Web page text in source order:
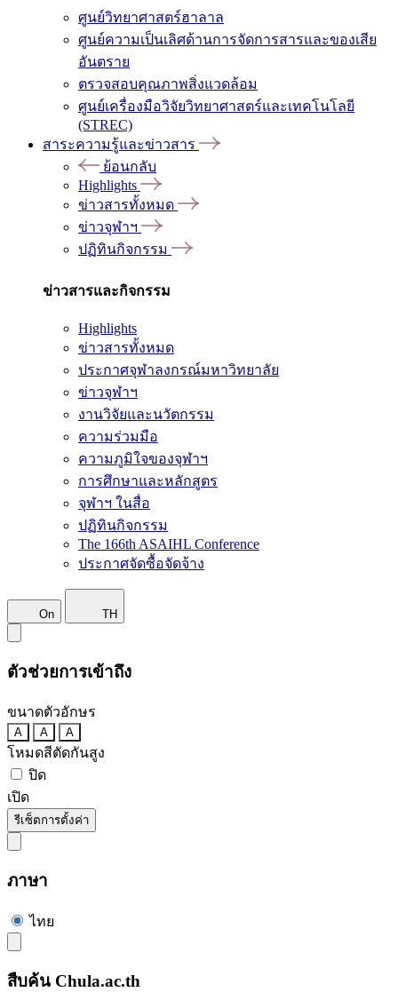
ศูนย์วิทยาศาสตร์ฮาลาล
ศูนย์ความเป็นเลิศด้านการจัดการสารและของเสีย
อันตราย
ตรวจสอบคุณภาพสิ่งแวดล้อม
ศูนย์เครื่องมือวิจัยวิทยาศาสตร์และเทคโนโลยี
(STREC)
สาระความรู้และข่าวสาร
ย้อนกลับ
Highlights
ข่าวสารทั้งหมด
ข่าวจุฬาฯ
ปฏิทินกิจกรรม
ข่าวสารและกิจกรรม
Highlights
ข่าวสารทั้งหมด
ประกาศจุฬาลงกรณ์มหาวิทยาลัย
ข่าวจุฬาฯ
งานวิจัยและนวัตกรรม
ความร่วมมือ
ความภูมิใจของจุฬาฯ
การศึกษาและหลักสูตร
จุฬาฯ ในสื่อ
ปฏิทินกิจกรรม
The 166th ASAIHL Conference
ประกาศจัดซื้อจัดจ้าง
On TH
ตัวช่วยการเข้าถึง
ขนาดตัวอักษร
A A A
โหมดสีตัดกันสูง
ปิด
เปิด
รีเซ็ตการตั้งค่า
ภาษา
ไทย
สืบค้น Chula.ac.th